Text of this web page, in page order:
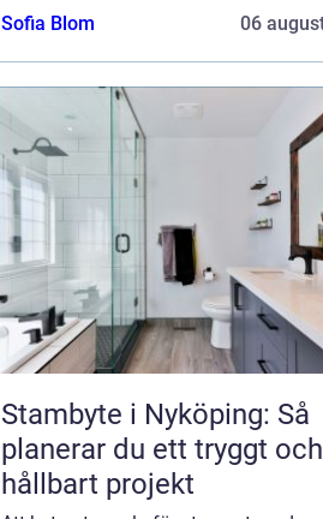
får du fönster som kombinerar h&ou...
Sofia Blom 06
Stambyte i Nyköping: Så
planerar du ett tryggt och
hållbart projekt